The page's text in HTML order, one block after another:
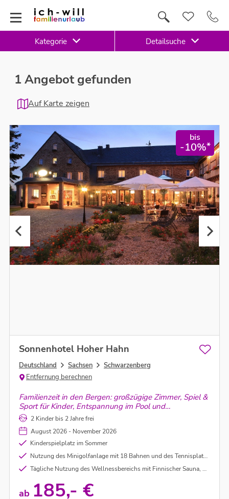
Kategorie Detailsuche
1 Angebot gefunden
Auf Karte zeigen
bis
-10%*
Sonnenhotel Hoher Hahn
Deutschland Sachsen
Schwarzenberg
Entfernung berechnen
Familienzeit in den Bergen: großzügige Zimmer, Spiel &
Sport für Kinder, Entspannung im Pool und
Wellnessbereich – dazu genussvolle Halbpension.
Urlaub, der Groß und Klein begeistert.
2 Kinder bis 2 Jahre frei
August 2026 - November 2026
Kinderspielplatz im Sommer
Nutzung des Minigolfanlage mit 18 Bahnen und des Tennisplatz inklusive
Tägliche Nutzung des Wellnessbereichs mit Finnischer Sauna, Bio Sauna und Ruheraum
ab 185,- €